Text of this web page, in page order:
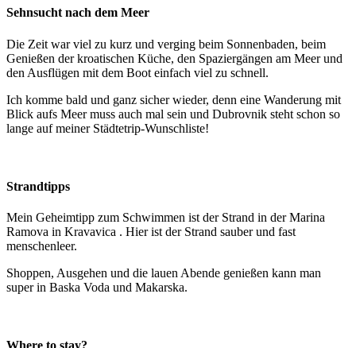
Sehnsucht nach dem Meer
Die Zeit war viel zu kurz und verging beim Sonnenbaden, beim
Genießen der kroatischen Küche, den Spaziergängen am Meer und
den Ausflügen mit dem Boot einfach viel zu schnell.
Ich komme bald und ganz sicher wieder, denn eine Wanderung mit
Blick aufs Meer muss auch mal sein und Dubrovnik steht schon so
lange auf meiner Städtetrip-Wunschliste!
Strandtipps
Mein Geheimtipp zum Schwimmen ist der Strand in der Marina
Ramova in Kravavica . Hier ist der Strand sauber und fast
menschenleer.
Shoppen, Ausgehen und die lauen Abende genießen kann man
super in Baska Voda und Makarska.